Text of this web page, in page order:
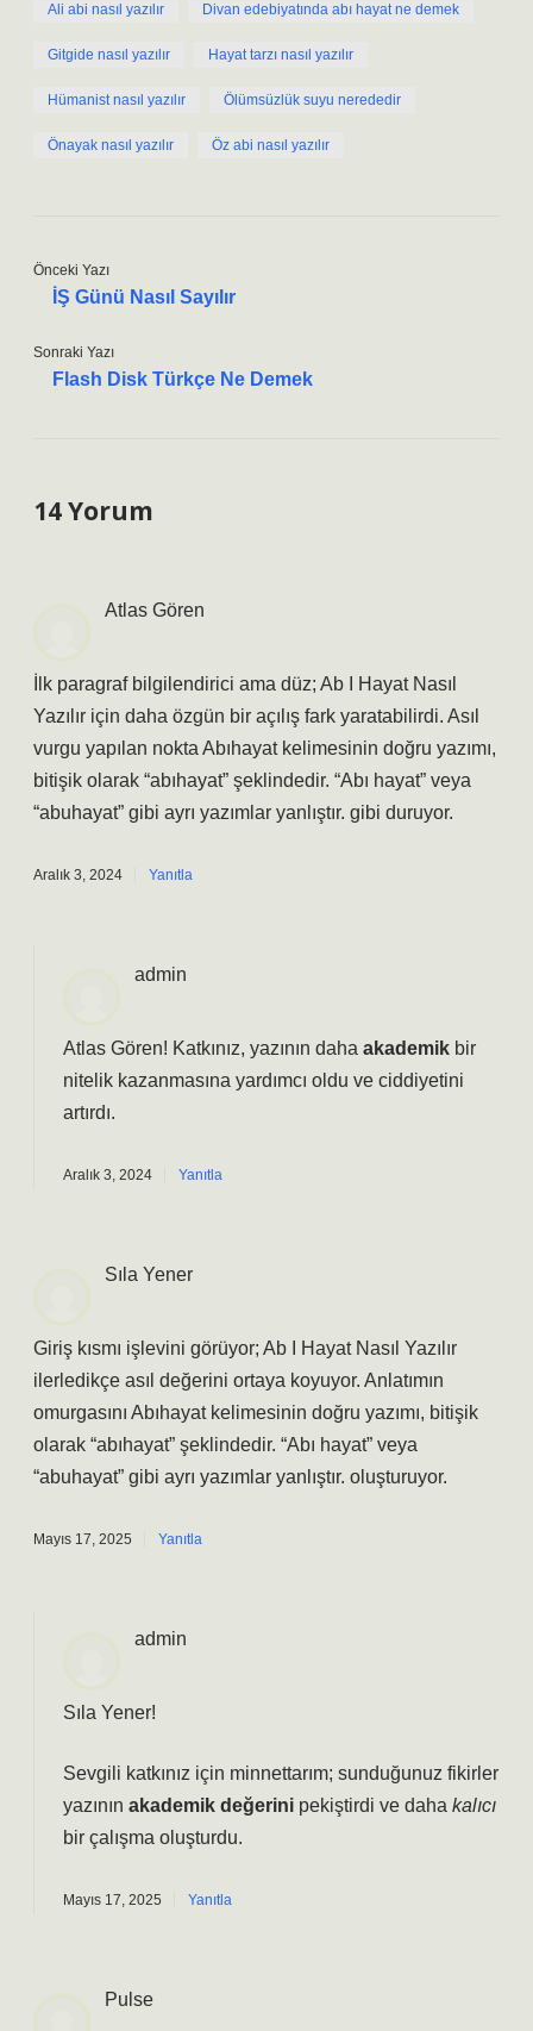
Ali abi nasıl yazılır Divan edebiyatında abı hayat ne demek
Gitgide nasıl yazılır Hayat tarzı nasıl yazılır
Hümanist nasıl yazılır Ölümsüzlük suyu nerededir
Önayak nasıl yazılır Öz abi nasıl yazılır
Önceki Yazı
İŞ Günü Nasıl Sayılır
Sonraki Yazı
Flash Disk Türkçe Ne Demek
14 Yorum
Atlas Gören
İlk paragraf bilgilendirici ama düz; Ab I Hayat Nasıl
Yazılır için daha özgün bir açılış fark yaratabilirdi. Asıl
vurgu yapılan nokta Abıhayat kelimesinin doğru yazımı,
bitişik olarak “abıhayat” şeklindedir. “Abı hayat” veya
“abuhayat” gibi ayrı yazımlar yanlıştır. gibi duruyor.
Aralık 3, 2024 Yanıtla
admin
Atlas Gören! Katkınız, yazının daha akademik bir
nitelik kazanmasına yardımcı oldu ve ciddiyetini
artırdı.
Aralık 3, 2024 Yanıtla
Sıla Yener
Giriş kısmı işlevini görüyor; Ab I Hayat Nasıl Yazılır
ilerledikçe asıl değerini ortaya koyuyor. Anlatımın
omurgasını Abıhayat kelimesinin doğru yazımı, bitişik
olarak “abıhayat” şeklindedir. “Abı hayat” veya
“abuhayat” gibi ayrı yazımlar yanlıştır. oluşturuyor.
Mayıs 17, 2025 Yanıtla
admin
Sıla Yener!
Sevgili katkınız için minnettarım; sunduğunuz fikirler
yazının akademik değerini pekiştirdi ve daha kalıcı
bir çalışma oluşturdu.
Mayıs 17, 2025 Yanıtla
Pulse